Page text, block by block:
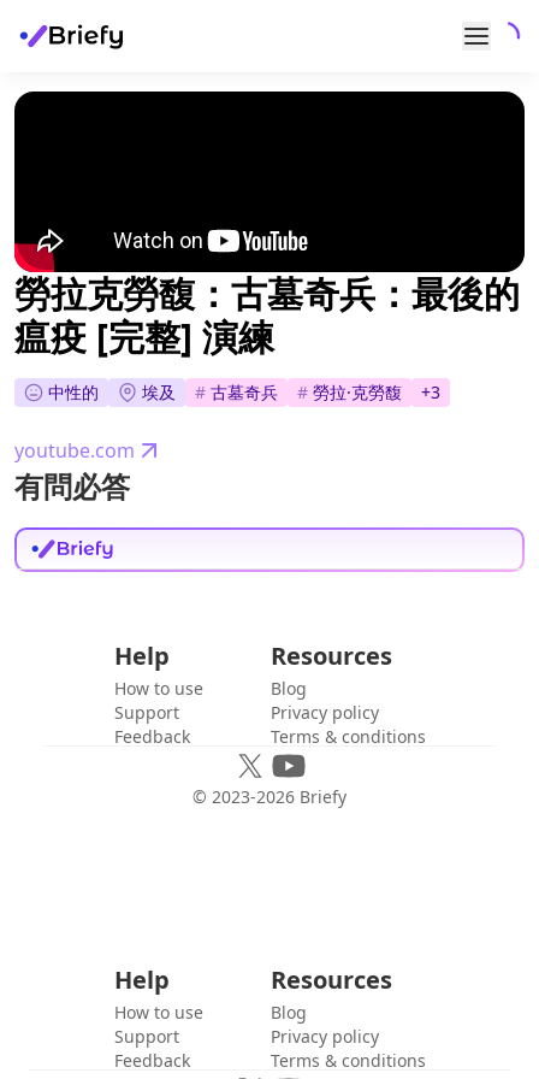
勞拉克勞馥：古墓奇兵：最後的
瘟疫 [完整] 演練
中性的 埃及 # 古墓奇兵 # 勞拉·克勞馥 +3
youtube.com
有問必答
Help
How to use
Support
Feedback
Resources
Blog
Privacy policy
Terms & conditions
© 2023-2026 Briefy
Help
How to use
Support
Feedback
Resources
Blog
Privacy policy
Terms & conditions